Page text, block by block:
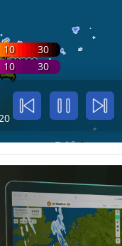
10
30
10
30